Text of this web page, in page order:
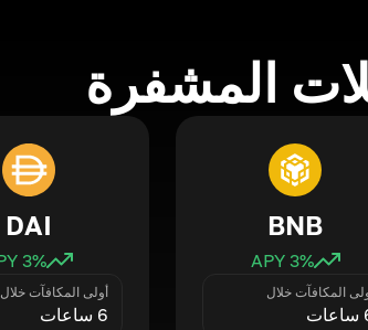
المشفرة
BNB
3% APY
المكافآت خلال
DAI
3% APY
أولى المكافآت خلال
6 ساعات